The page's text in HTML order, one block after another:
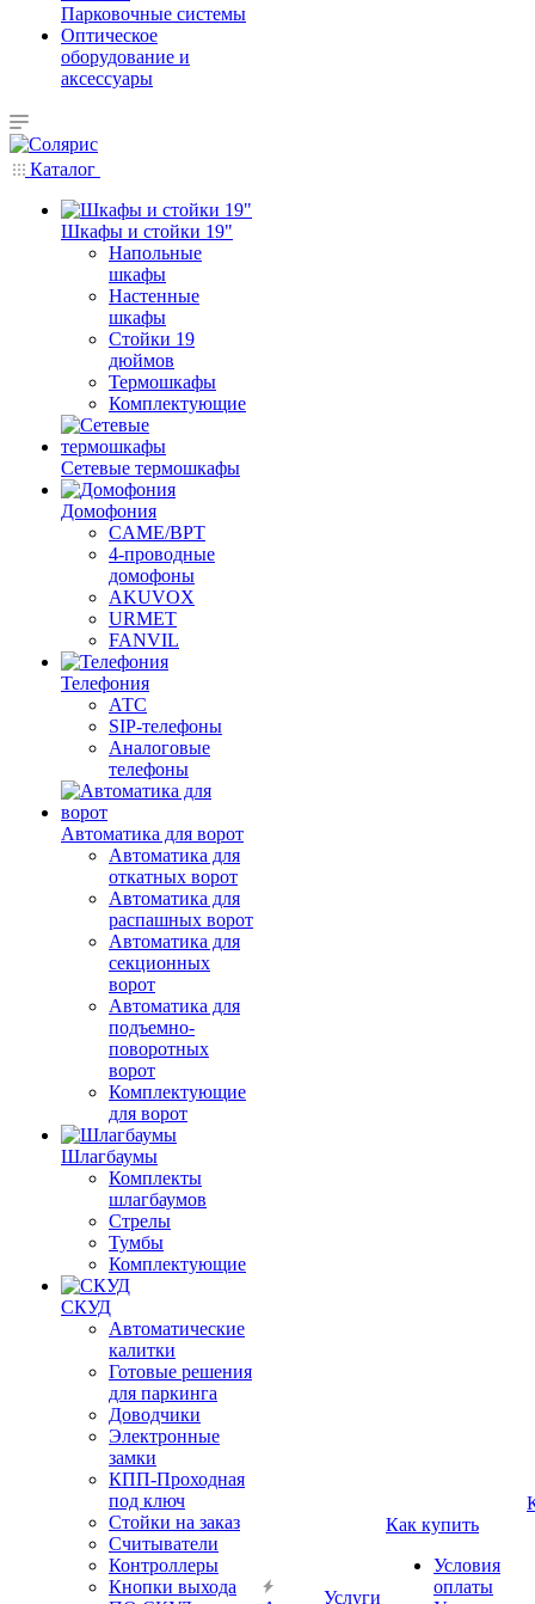
Парковочные системы
Оптическое
оборудование и
аксессуары
Каталог
Шкафы и стойки 19"
Напольные
шкафы
Настенные
шкафы
Стойки 19
дюймов
Термошкафы
Комплектующие
Сетевые термошкафы
Домофония
CAME/BPT
4-проводные
домофоны
AKUVOX
URMET
FANVIL
Телефония
АТС
SIP-телефоны
Аналоговые
телефоны
Автоматика для ворот
Автоматика для
откатных ворот
Автоматика для
распашных ворот
Автоматика для
секционных
ворот
Автоматика для
подъемно-
поворотных
ворот
Комплектующие
для ворот
Шлагбаумы
Комплекты
шлагбаумов
Стрелы
Тумбы
Комплектующие
СКУД
Автоматические
калитки
Готовые решения
для паркинга
Доводчики
Электронные
замки
КПП-Проходная
под ключ
Стойки на заказ
Считыватели
Контроллеры
Кнопки выхода
Услуги
Как купить
Условия
оплаты